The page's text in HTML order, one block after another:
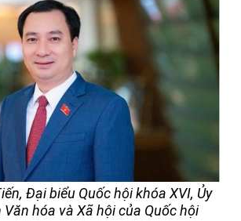
Đại biểu Quốc hội khóa XVI, Ủy
Văn hóa và Xã hội của Quốc hội